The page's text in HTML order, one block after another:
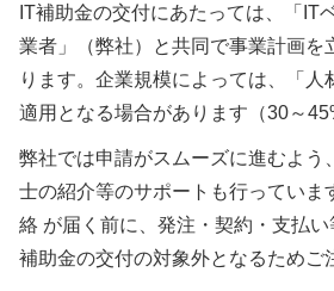
IT補助金の交付にあたっては、「IT
業者」（弊社）と共同で事業計画を
ります。企業規模によっては、「人
適用となる場合があります（30～
弊社では申請がスムーズに進むよう
士の紹介等のサポートも行っていま
絡 が届く前に、発注・契約・支払い
補助金の交付の対象外となるためご